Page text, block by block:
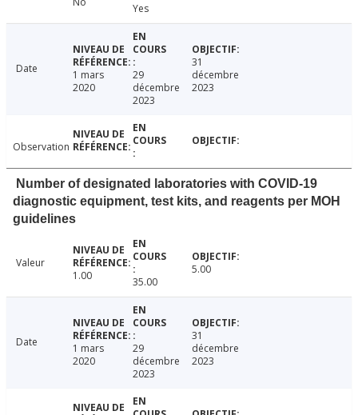
Yes
Date
1 mars
2020
29
décembre
2023
31
décembre
2023
Observation
Number of designated laboratories with COVID-19
diagnostic equipment, test kits, and reagents per MOH
guidelines
Valeur
1.00
35.00
5.00
Date
1 mars
2020
29
décembre
2023
31
décembre
2023